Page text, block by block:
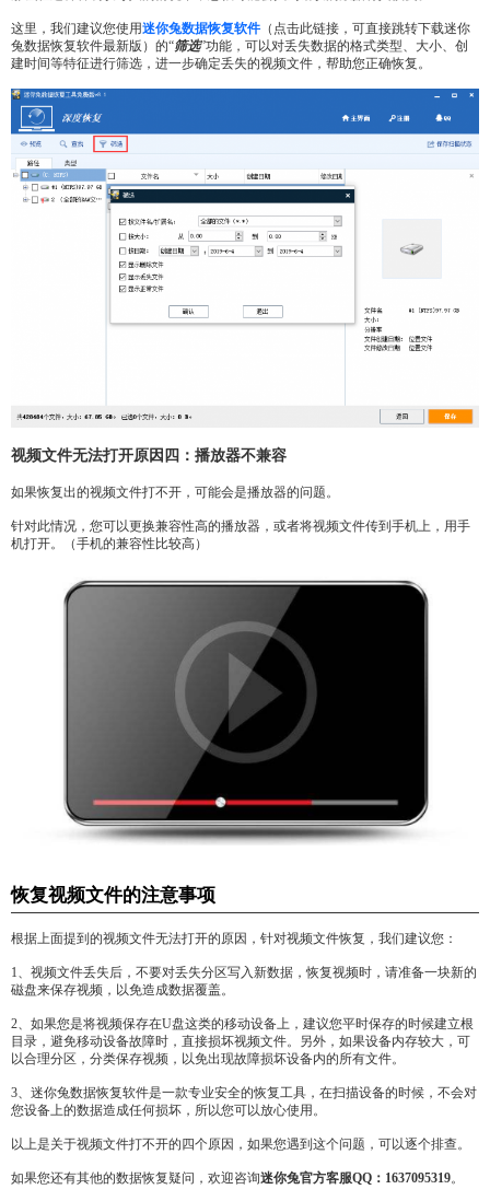
这里，我们建议您使用迷你兔数据恢复软件 （点击此链接，可直接跳转下载迷你
兔数据恢复软件最新版）的“筛选”功能，可以对丢失数据的格式类型、大小、创
建时间等特征进行筛选，进一步确定丢失的视频文件，帮助您正确恢复。
视频文件无法打开原因四：播放器不兼容
如果恢复出的视频文件打不开，可能会是播放器的问题。
针对此情况，您可以更换兼容性高的播放器，或者将视频文件传到手机上，用手
机打开。（手机的兼容性比较高）
恢复视频文件的注意事项
根据上面提到的视频文件无法打开的原因，针对视频文件恢复，我们建议您：
1、视频文件丢失后，不要对丢失分区写入新数据，恢复视频时，请准备一块新的
磁盘来保存视频，以免造成数据覆盖。
2、如果您是将视频保存在U盘这类的移动设备上，建议您平时保存的时候建立根
目录，避免移动设备故障时，直接损坏视频文件。另外，如果设备内存较大，可
以合理分区，分类保存视频，以免出现故障损坏设备内的所有文件。
3、迷你兔数据恢复软件是一款专业安全的恢复工具，在扫描设备的时候，不会对
您设备上的数据造成任何损坏，所以您可以放心使用。
以上是关于视频文件打不开的四个原因，如果您遇到这个问题，可以逐个排查。
如果您还有其他的数据恢复疑问，欢迎咨询迷你兔官方客服QQ：1637095319。